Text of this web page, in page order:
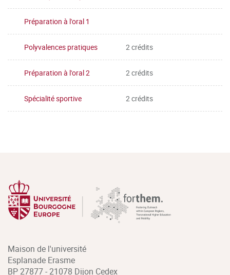
Préparation à l'oral 1
Polyvalences pratiques 2 crédits
Préparation à l'oral 2 2 crédits
Spécialité sportive 2 crédits
Maison de l'université
Esplanade Erasme
BP 27877 - 21078 Dijon Cedex